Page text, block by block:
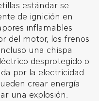
estándar se
de ignición en
inflamables
del motor, los frenos
una chispa
desprotegido o
por la electricidad
crear energía
una explosión.